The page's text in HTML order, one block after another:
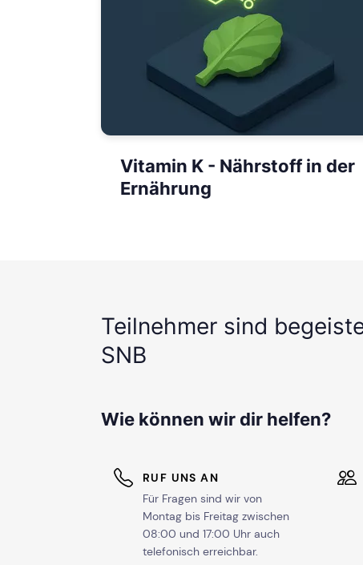
Vitamin K - Nährstoff in der
Ernährung
Teilnehmer sind
SNB
Wie können wir dir helfen?
RUF UNS AN
Für Fragen sind wir von
Montag bis Freitag zwischen
08:00 und 17:00 Uhr auch
telefonisch erreichbar.